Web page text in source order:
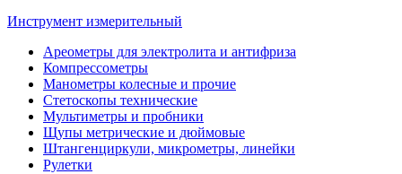
Инструмент измерительный
Ареометры для электролита и антифриза
Компрессометры
Манометры колесные и прочие
Стетоскопы технические
Мультиметры и пробники
Щупы метрические и дюймовые
Штангенциркули, микрометры, линейки
Рулетки